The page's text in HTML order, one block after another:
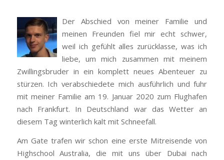
Der Abschied von meiner Familie und
meinen Freunden fiel mir echt schwer,
weil ich gefühlt alles zurücklasse, was ich
liebe, um mich zusammen mit meinem
Zwillingsbruder in ein komplett neues Abenteuer zu
stürzen. Ich verabschiedete mich ausführlich und fuhr
mit meiner Familie am 19. Januar 2020 zum Flughafen
nach Frankfurt. In Deutschland war das Wetter an
diesem Tag winterlich kalt mit Schneefall.
Am Gate trafen wir schon eine erste Mitreisende von
Highschool Australia, die mit uns über Dubai nach